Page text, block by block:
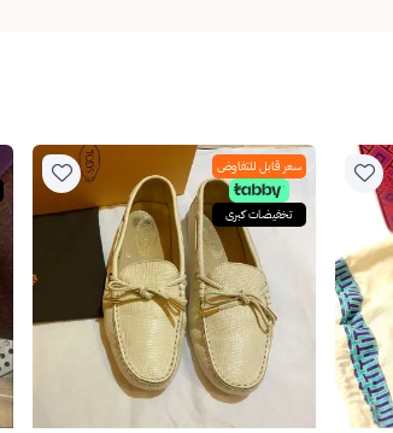
سعر قابل للتفاوض
تخفيضات كبرى